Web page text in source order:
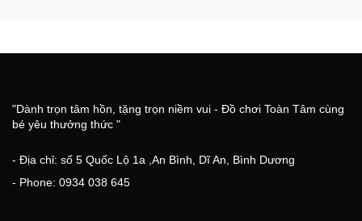
"Dành trọn tâm hồn, tặng trọn niềm vui - Đồ chơi Toàn Tâm cùng
bé yêu thưởng thức "
- Địa chỉ: số 5 Quốc Lộ 1a ,An Bình, Dĩ An, Bình Dương
- Phone: 0934 038 645